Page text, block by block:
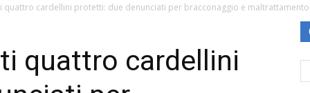
quattro cardellini protetti: due denunciati per bracconaggio e
quattro cardellini